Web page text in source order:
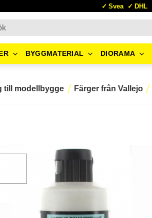
Svea DHL
BYGGMATERIAL DIORAMA
till modellbygge Färger från Vallejo